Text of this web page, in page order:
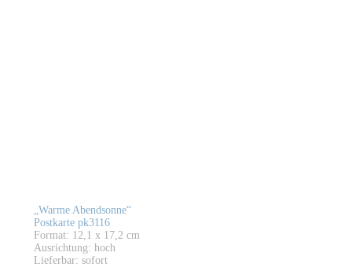
„Warme Abendsonne“
Postkarte pk3116
Format: 12,1 x 17,2 cm
Ausrichtung: hoch
Lieferbar: sofort